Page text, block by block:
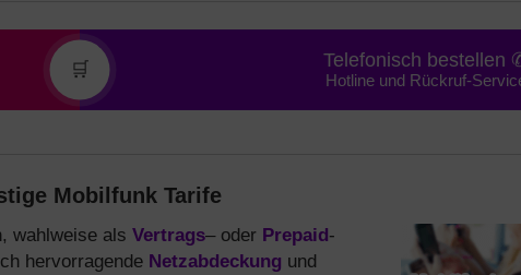
🛒 Telefonisch bestellen
Hotline und Rückruf-
Mobilfunk Tarife
wahlweise als Vertrags– oder Prepaid-
hervorragende Netzabdeckung und